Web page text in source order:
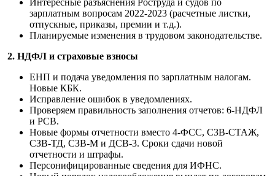
Интересные разъяснения Роструда и судов по
зарплатным вопросам 2022-2023 (расчетные листки,
отпускные, приказы, премии и т.д.).
Планируемые изменения в трудовом законодательстве.
2. НДФЛ и страховые взносы
ЕНП и подача уведомления по зарплатным налогам.
Новые КБК.
Исправление ошибок в уведомлениях.
Проверяем правильность заполнения отчетов: 6-НДФЛ
и РСВ.
Новые формы отчетности вместо 4-ФСС, СЗВ-СТАЖ,
СЗВ-ТД, СЗВ-М и ДСВ-3. Сроки сдачи новой
отчетности и штрафы.
Персонифицированные сведения для ИФНС.